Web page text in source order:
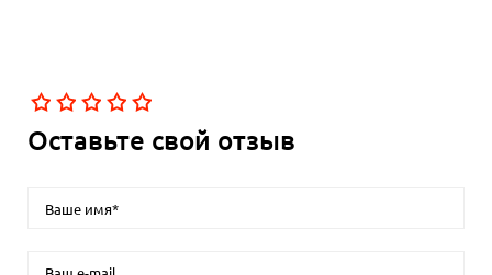
Оставьте свой отзыв